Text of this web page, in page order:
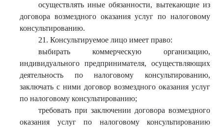
осуществлять иные обязанности, вытекающие из
договора возмездного оказания услуг по налоговому
консультированию.
21. Консультируемое лицо имеет право:
выбирать коммерческую организацию,
индивидуального предпринимателя, осуществляющих
деятельность по налоговому консультированию,
заключать с ними договор возмездного оказания услуг
по налоговому консультированию;
требовать при заключении договора возмездного
оказания услуг по налоговому консультированию